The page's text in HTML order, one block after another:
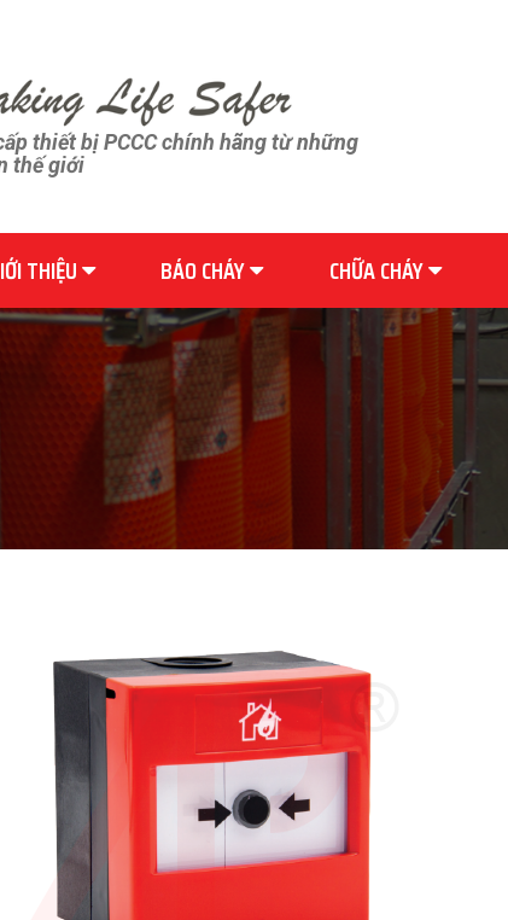
thiết bị PCCC chính hãng từ những
thế giới
THIỆU BÁO CHÁY CHỮA CHÁY